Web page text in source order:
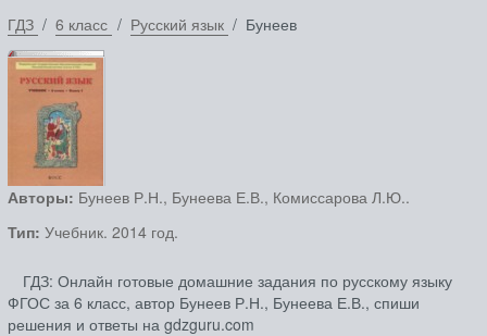
ГДЗ 6 класс Русский язык Бунеев
Авторы: Бунеев Р.Н., Бунеева Е.В., Комиссарова Л.Ю..
Тип: Учебник. 2014 год.
ГДЗ: Онлайн готовые домашние задания по русскому языку
ФГОС за 6 класс, автор Бунеев Р.Н., Бунеева Е.В., спиши
решения и ответы на gdzguru.com